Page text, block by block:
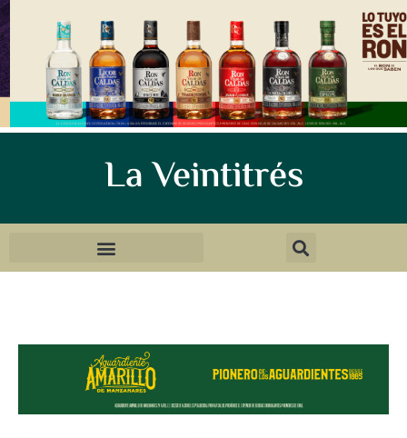
La Veintitrés